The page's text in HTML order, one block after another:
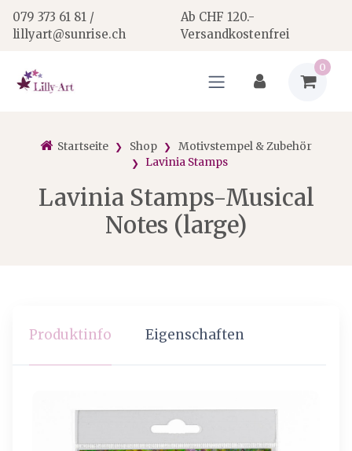
079 373 61 81 /
lillyart@sunrise.ch
Ab CHF 120.-
Versandkostenfrei
0
Startseite Shop
Motivstempel & Zubehör
Lavinia Stamps
Lavinia Stamps-Musical
Notes (large)
Produktinfo Eigenschaften